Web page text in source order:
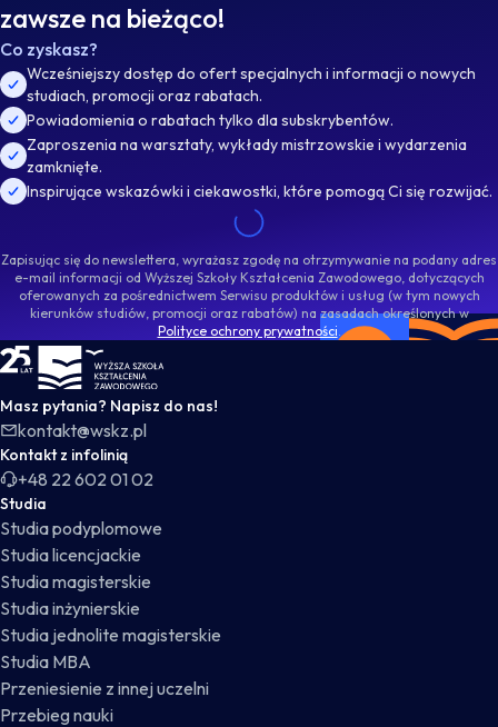
zawsze na bieżąco!
Co zyskasz?
Wcześniejszy dostęp do ofert specjalnych i informacji o nowych
studiach, promocji oraz rabatach.
Powiadomienia o rabatach tylko dla subskrybentów.
Zaproszenia na warsztaty, wykłady mistrzowskie i wydarzenia
zamknięte.
Inspirujące wskazówki i ciekawostki, które pomogą Ci się rozwijać.
Zapisując się do newslettera, wyrażasz zgodę na otrzymywanie na podany adres
e-mail informacji od Wyższej Szkoły Kształcenia Zawodowego, dotyczących
oferowanych za pośrednictwem Serwisu produktów i usług (w tym nowych
kierunków studiów, promocji oraz rabatów) na zasadach określonych w
Polityce ochrony prywatności.
WSKZ - strona główna
Masz pytania? Napisz do nas!
kontakt@wskz.pl
Kontakt z infolinią
+48 22 602 01 02
Studia
Studia podyplomowe
Studia licencjackie
Studia magisterskie
Studia inżynierskie
Studia jednolite magisterskie
Studia MBA
Przeniesienie z innej uczelni
Przebieg nauki